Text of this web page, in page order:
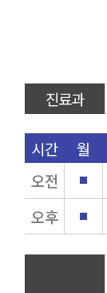
진료과
시간 월
오전
오후